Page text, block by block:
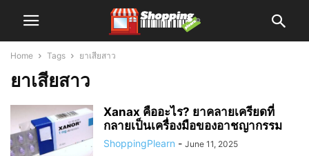
Home Tags ยาเสียสาว
ยาเสียสาว
Xanax คืออะไร? ยาคลายเครียดที่
กลายเป็นเครื่องมือของอาชญากรรม
ShoppingPlearn - June 11, 2025